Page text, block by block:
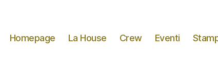
Homepage La House Crew Eventi